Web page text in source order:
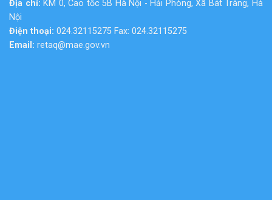
Địa chỉ: KM 0, Cao tốc 5B Hà Nội - Hải Phòng, Xã Bát Tràng, Hà
Nội
Điện thoại: 024.32115275 Fax: 024.32115275
Email: retaq@mae.gov.vn